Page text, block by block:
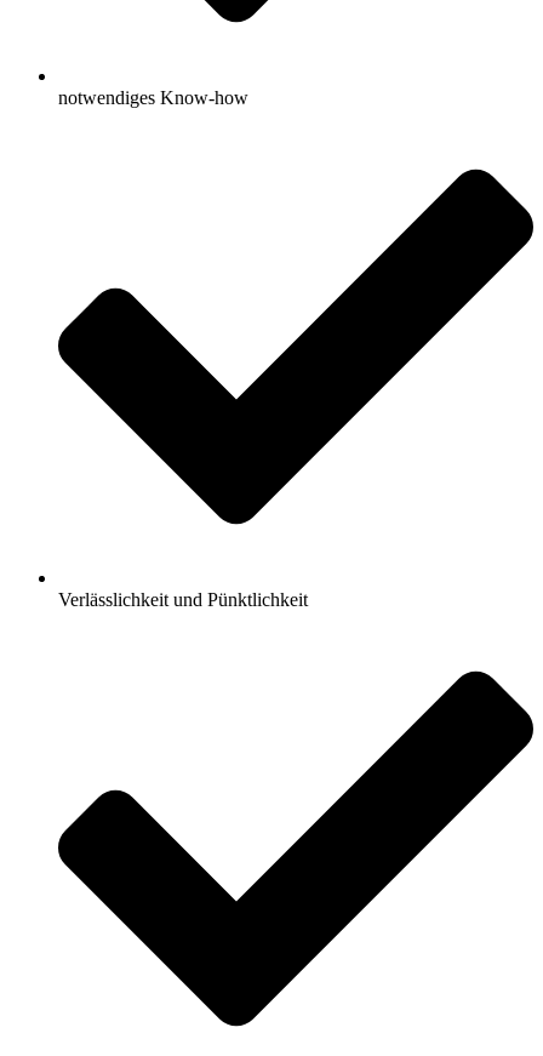
notwendiges Know-how
Verlässlichkeit und Pünktlichkeit